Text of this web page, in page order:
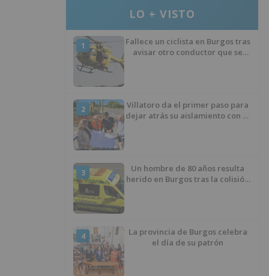
LO + VISTO
1
Fallece un ciclista en Burgos tras
avisar otro conductor que se
2
Villatoro da el primer paso para
dejar atrás su aislamiento con el
3
Un hombre de 80 años resulta
herido en Burgos tras la colisión
4
La provincia de Burgos celebra
el día de su patrón